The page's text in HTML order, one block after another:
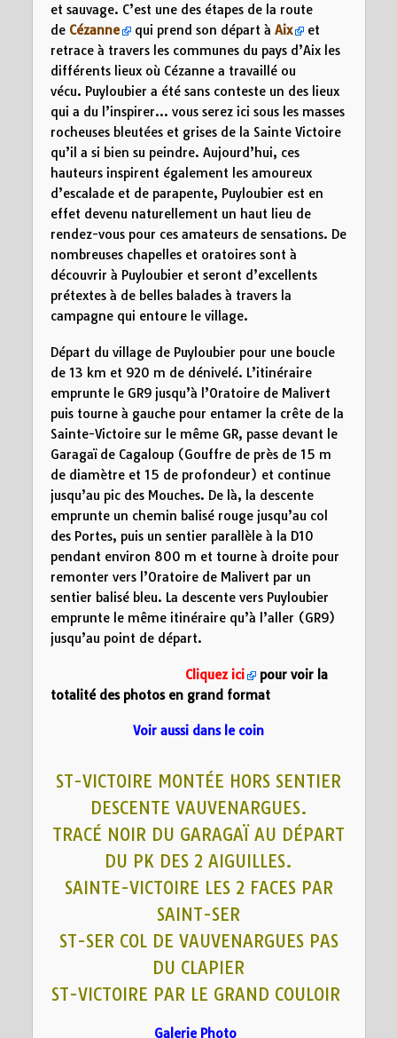
et sauvage. C’est une des étapes de la route
de Cézanne qui prend son départ à Aix
et
retrace à travers les communes du pays d’Aix les
différents lieux où Cézanne a travaillé ou
vécu. Puyloubier a été sans conteste un des lieux
qui a du l’inspirer… vous serez ici sous les masses
rocheuses bleutées et grises de la Sainte Victoire
qu’il a si bien su peindre. Aujourd’hui, ces
hauteurs inspirent également les amoureux
d’escalade et de parapente, Puyloubier est en
effet devenu naturellement un haut lieu de
rendez-vous pour ces amateurs de sensations. De
nombreuses chapelles et oratoires sont à
découvrir à Puyloubier et seront d’excellents
prétextes à de belles balades à travers la
campagne qui entoure le village.
Départ du village de Puyloubier pour une boucle
de 13 km et 920 m de dénivelé. L’itinéraire
emprunte le GR9 jusqu’à l’Oratoire de Malivert
puis tourne à gauche pour entamer la crête de la
Sainte-Victoire sur le même GR, passe devant le
Garagaï de Cagaloup (Gouffre de près de 15 m
de diamètre et 15 de profondeur) et continue
jusqu’au pic des Mouches. De là, la descente
emprunte un chemin balisé rouge jusqu’au col
des Portes, puis un sentier parallèle à la D10
pendant environ 800 m et tourne à droite pour
remonter vers l’Oratoire de Malivert par un
sentier balisé bleu. La descente vers Puyloubier
emprunte le même itinéraire qu’à l’aller (GR9)
jusqu’au point de départ.
Cliquez ici
pour voir la
totalité des photos en grand format
Voir aussi dans le coin
ST-VICTOIRE MONTÉE HORS SENTIER
DESCENTE VAUVENARGUES.
TRACÉ NOIR DU GARAGAÏ AU DÉPART
DU PK DES 2 AIGUILLES.
SAINTE-VICTOIRE LES 2 FACES PAR
SAINT-SER
ST-SER COL DE VAUVENARGUES PAS
DU CLAPIER
ST-VICTOIRE PAR LE GRAND COULOIR
Galerie Photo